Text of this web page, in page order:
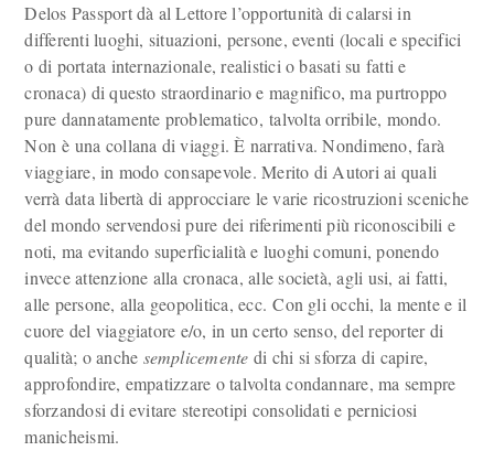
Delos Passport dà al Lettore l’opportunità di calarsi in
differenti luoghi, situazioni, persone, eventi (locali e specifici
o di portata internazionale, realistici o basati su fatti e
cronaca) di questo straordinario e magnifico, ma purtroppo
pure dannatamente problematico, talvolta orribile, mondo.
Non è una collana di viaggi. È narrativa. Nondimeno, farà
viaggiare, in modo consapevole. Merito di Autori ai quali
verrà data libertà di approcciare le varie ricostruzioni sceniche
del mondo servendosi pure dei riferimenti più riconoscibili e
noti, ma evitando superficialità e luoghi comuni, ponendo
invece attenzione alla cronaca, alle società, agli usi, ai fatti,
alle persone, alla geopolitica, ecc. Con gli occhi, la mente e il
cuore del viaggiatore e/o, in un certo senso, del reporter di
qualità; o anche semplicemente di chi si sforza di capire,
approfondire, empatizzare o talvolta condannare, ma sempre
sforzandosi di evitare stereotipi consolidati e perniciosi
manicheismi.